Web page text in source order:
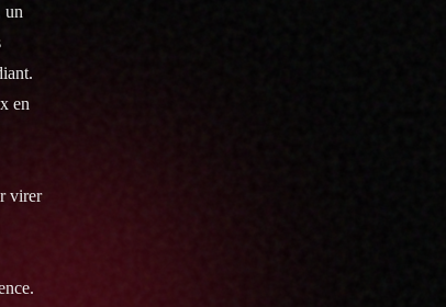
un
en
virer